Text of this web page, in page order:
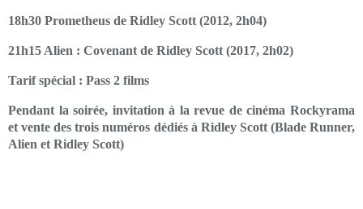
18h30 Prometheus de Ridley Scott (2012, 2h04)
21h15 Alien : Covenant de Ridley Scott (2017, 2h02)
Tarif spécial : Pass 2 films
Pendant la soirée, invitation à la revue de cinéma Rockyrama
et vente des trois numéros dédiés à Ridley Scott (Blade Runner,
Alien et Ridley Scott)